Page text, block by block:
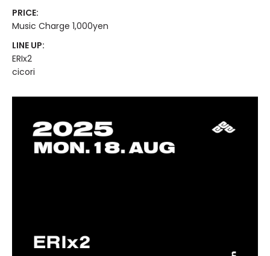
PRICE:
Music Charge 1,000yen
LINE UP:
ERIx2
cicori